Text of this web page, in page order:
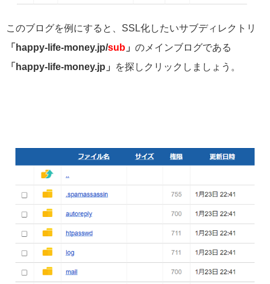
このブログを例にすると、SSL化したいサブディレクトリ
「happy-life-money.jp/sub 」 のメインブログである
「happy-life-money.jp」
を探しクリックしましょう。